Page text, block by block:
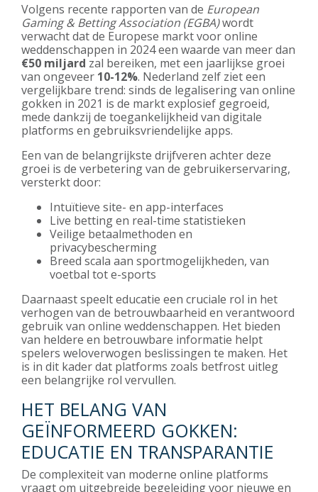
Volgens recente rapporten van de European
Gaming & Betting Association (EGBA)wordt
verwacht dat de Europese markt voor online
weddenschappen in 2024 een waarde van meer dan
€50 miljard zal bereiken, met een jaarlijkse groei
van ongeveer 10-12%. Nederland zelf ziet een
vergelijkbare trend: sinds de legalisering van online
gokken in 2021 is de markt explosief gegroeid,
mede dankzij de toegankelijkheid van digitale
platforms en gebruiksvriendelijke apps.
Een van de belangrijkste drijfveren achter deze
groei is de verbetering van de gebruikerservaring,
versterkt door:
Intuïtieve site- en app-interfaces
Live betting en real-time statistieken
Veilige betaalmethoden en
privacybescherming
Breed scala aan sportmogelijkheden, van
voetbal tot e-sports
Daarnaast speelt educatie een cruciale rol in het
verhogen van de betrouwbaarheid en verantwoord
gebruik van online weddenschappen. Het bieden
van heldere en betrouwbare informatie helpt
spelers weloverwogen beslissingen te maken. Het
is in dit kader dat platforms zoals betfrost uitleg
een belangrijke rol vervullen.
HET BELANG VAN
GEÏNFORMEERD GOKKEN:
EDUCATIE EN TRANSPARANTIE
De complexiteit van moderne online platforms
vraagt om uitgebreide begeleiding voor nieuwe en